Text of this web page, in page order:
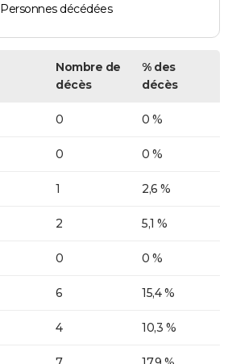
Personnes décédées
Nombre de
décès
% des
décès
0 0 %
0 0 %
1 2,6 %
2 5,1 %
0 0 %
6 15,4 %
4 10,3 %